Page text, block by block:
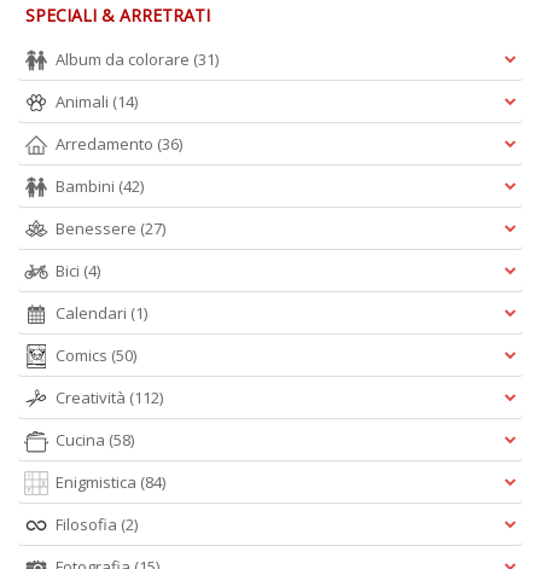
SPECIALI & ARRETRATI
Album da colorare (31)
Animali (14)
Arredamento (36)
Bambini (42)
Benessere (27)
Bici (4)
Calendari (1)
Comics (50)
Creatività (112)
Cucina (58)
Enigmistica (84)
Filosofia (2)